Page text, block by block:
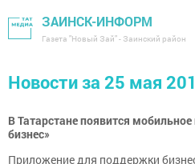
ЗАИНСК-ИНФОРМ
Газета "Новый Зай" - Заинский район
Новости за 25 мая
В Татарстане появится
бизнес»
Приложение для поддержки